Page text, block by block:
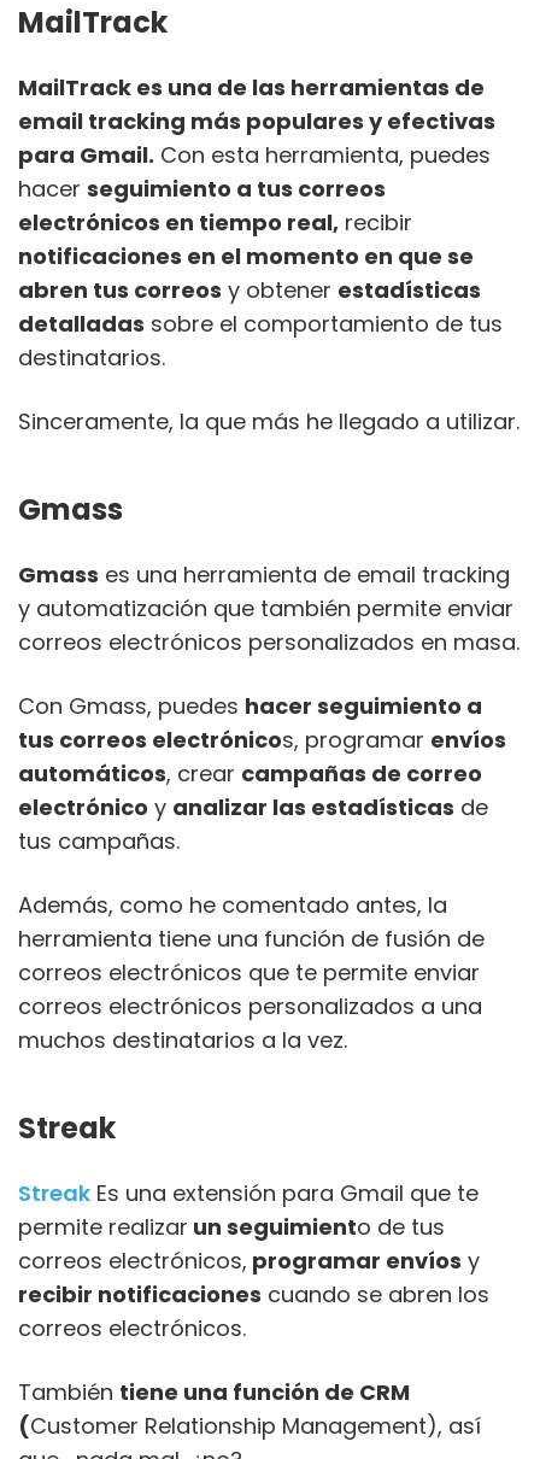
MailTrack
MailTrack es una de las herramientas de
email tracking más populares y efectivas
para Gmail. Con esta herramienta, puedes
hacer seguimiento a tus correos
electrónicos en tiempo real, recibir
notificaciones en el momento en que se
abren tus correos y obtener estadísticas
detalladas sobre el comportamiento de tus
destinatarios.
Sinceramente, la que más he llegado a utilizar.
Gmass
Gmass es una herramienta de email tracking
y automatización que también permite enviar
correos electrónicos personalizados en masa.
Con Gmass, puedes hacer seguimiento a
tus correos electrónicos, programar envíos
automáticos, crear campañas de correo
electrónico y analizar las estadísticas de
tus campañas.
Además, como he comentado antes, la
herramienta tiene una función de fusión de
correos electrónicos que te permite enviar
correos electrónicos personalizados a una
muchos destinatarios a la vez.
Streak
Streak Es una extensión para Gmail que te
permite realizar un seguimiento de tus
correos electrónicos, programar envíos y
recibir notificaciones cuando se abren los
correos electrónicos.
También tiene una función de CRM
(Customer Relationship Management), así